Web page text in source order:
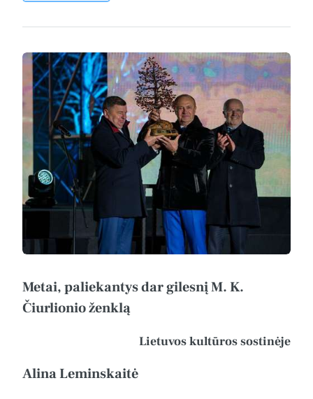
Metai, paliekantys dar gilesnį M. K.
Čiurlionio ženklą
Lietuvos kultūros sostinėje
Alina Leminskaitė